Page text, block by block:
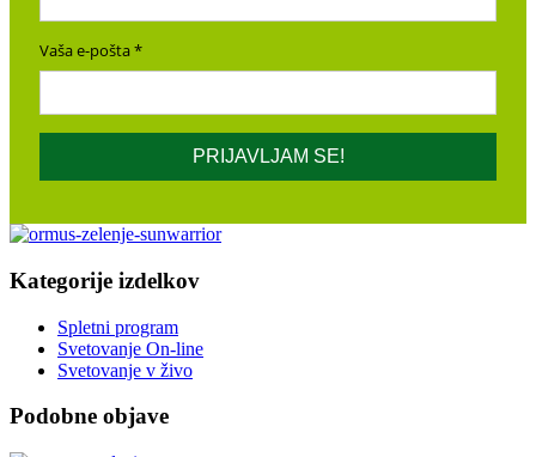
Vaša e-pošta
PRIJAVLJAM SE!
Kategorije izdelkov
Spletni program
Svetovanje On-line
Svetovanje v živo
Podobne objave